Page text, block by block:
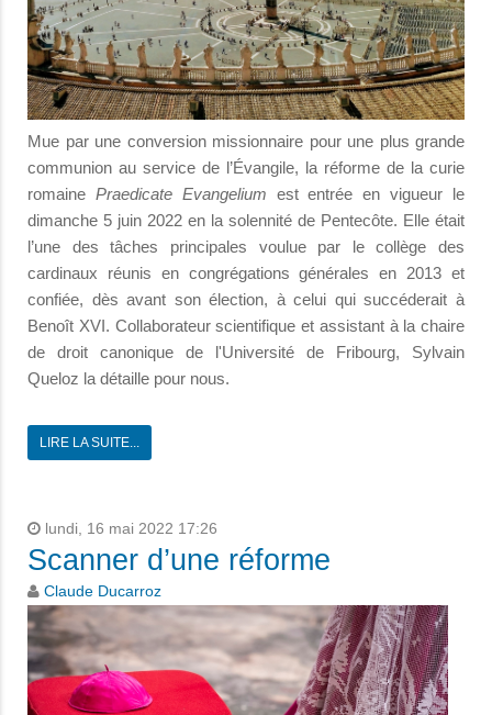
Mue par une conversion missionnaire pour une plus grande
communion au service de l’Évangile, la réforme de la curie
romaine Praedicate Evangelium est entrée en vigueur le
dimanche 5 juin 2022 en la solennité de Pentecôte. Elle était
l’une des tâches principales voulue par le collège des
cardinaux réunis en congrégations générales en 2013 et
confiée, dès avant son élection, à celui qui succéderait à
Benoît XVI. Collaborateur scientifique et assistant à la chaire
de droit canonique de l'Université de Fribourg, Sylvain
Queloz la détaille pour nous.
LIRE LA SUITE...
lundi, 16 mai 2022 17:26
Scanner d’une réforme
Claude Ducarroz